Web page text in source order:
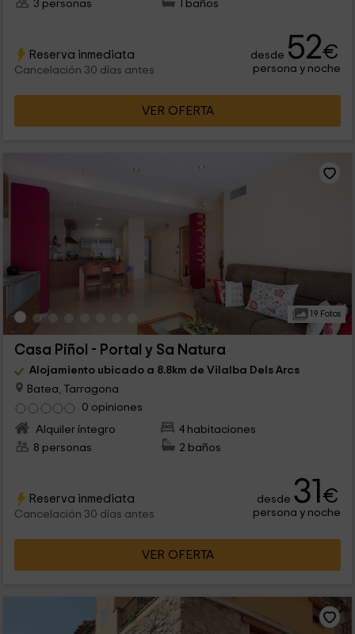
3 personas
1 baños
Reserva inmediata
Cancelación 30 días antes
desde 52€
persona y noche
VER OFERTA
19 Fotos
Casa Piñol - Portal y Sa Natura
Alojamiento ubicado a 8.8km de Vilalba Dels Arcs
Batea, Tarragona
0 opiniones
Alquiler íntegro
4 habitaciones
8 personas
2 baños
Reserva inmediata
Cancelación 30 días antes
desde 31€
persona y noche
VER OFERTA